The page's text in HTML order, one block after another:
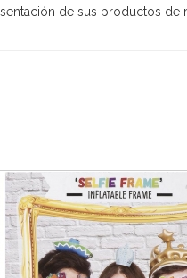
de sus productos de